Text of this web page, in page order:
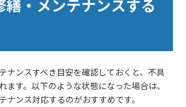
繕・メンテナンスする
ナンスすべき目安を確認しておくと、不具
ます。以下のような状態になった場合は、
ナンス対応するのがおすすめです。